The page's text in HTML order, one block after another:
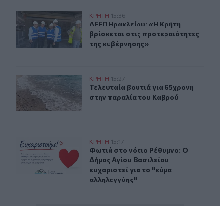
ΔΕΕΠ Ηρακλείου: «Η Κρήτη βρίσκεται στις
ΚΡΗΤΗ 15:36
ΔΕΕΠ Ηρακλείου: «Η Κρήτη
ΔΕΕΠ Ηρακλείου: «Η Κρήτη
βρίσκεται στις προτεραιότητες
της κυβέρνησης»
Τελευταία βουτιά για 65χρονη στην παραλία του
ΚΡΗΤΗ 15:27
Τελευταία βουτιά για 65χρονη
Τελευταία βουτιά για 65χρονη
στην παραλία του Καβρού
Φωτιά στο νότιο Ρέθυμνο: Ο Δήμος Αγίου Βασιλείου
ΚΡΗΤΗ 15:17
Φωτιά στο νότιο Ρέθυμνο: Ο Δήμος
Φωτιά στο νότιο Ρέθυμνο: Ο
Δήμος Αγίου Βασιλείου
ευχαριστεί για το "κύμα
αλληλεγγύης"